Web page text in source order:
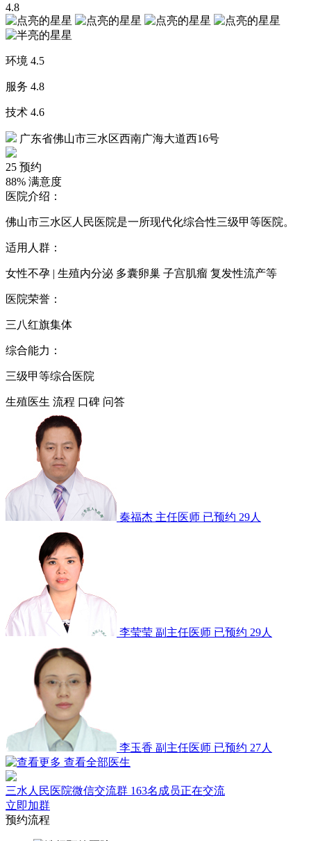
4.8
环境 4.5
服务 4.8
技术 4.6
广东省佛山市三水区西南广海大道西16号
25 预约
88% 满意度
医院介绍：
佛山市三水区人民医院是一所现代化综合性三级甲等医院。
适用人群：
女性不孕 | 生殖内分泌 多囊卵巢 子宫肌瘤 复发性流产等
医院荣誉：
三八红旗集体
综合能力：
三级甲等综合医院
生殖医生 流程 口碑 问答
秦福杰 主任医师 已预约 29人
李莹莹 副主任医师 已预约 29人
李玉香 副主任医师 已预约 27人
查看全部医生
三水人民医院微信交流群 163名成员正在交流
立即加群
预约流程